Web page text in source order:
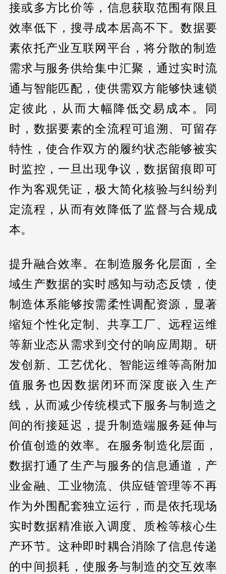
接或多方比价等，信息获取范围有限且
效率低下，搜寻成本居高不下。数据要
素依托产业互联网平台，将分散的制造
需求与服务供给集中汇聚，通过实时流
通与智能匹配，使供需双方能够快速锁
定彼此，从而大幅降低交易成本。同
时，数据要素的全流程可追溯、可留存
特性，使合作双方的履约状态能够被实
时监控，一旦出现争议，数据留痕即可
作为客观凭证，极大简化核验与纠纷判
定流程，从而有效降低了监督与合规成
本。
提升融合效率。在制造服务化层面，全
域生产数据的实时感知与动态反馈，使
制造体系能够按需柔性调配资源，显著
缩短个性化定制、共享工厂、远程运维
等新业态从需求到交付的响应周期。研
发创新、工艺优化、智能运维等高附加
值服务也因数据闭环而深度嵌入生产
线，从而减少传统模式下服务与制造之
间的衔接延迟，提升制造端服务延伸与
价值创造的效率。在服务制造化层面，
数据打通了生产与服务的信息通道，产
业金融、工业物流、供应链管理等不再
作为外围配套独立运行，而是依托现场
实时数据精准嵌入调度、质检等核心生
产环节。这种即时耦合消除了信息传递
的中间损耗，使服务与制造的交互效率